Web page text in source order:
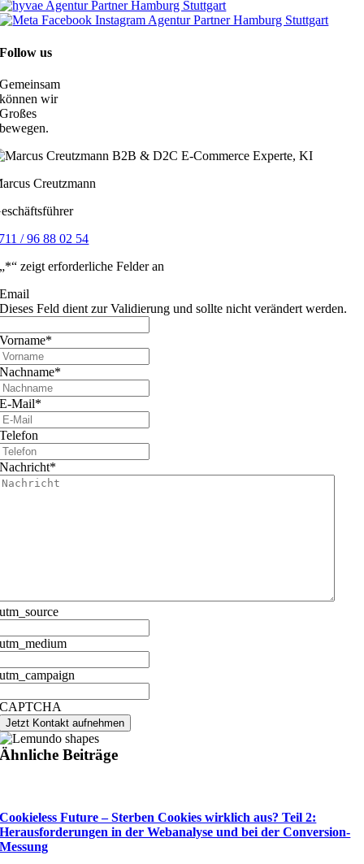
Follow us
Gemeinsam
können wir
Großes
bewegen.
Creutzmann
/ 96 88 02 54
„*“ zeigt erforderliche Felder an
Email
Dieses Feld dient zur Validierung und sollte nicht verändert werden.
Vorname*
Nachname*
E-Mail*
Telefon
Nachricht*
utm_source
utm_medium
utm_campaign
CAPTCHA
Jetzt Kontakt aufnehmen
Ähnliche Beiträge
Cookieless Future – Sterben Cookies wirklich aus? Teil 2:
Herausforderungen in der Webanalyse und bei der Conversion-
Messung